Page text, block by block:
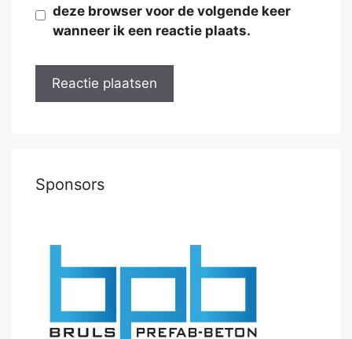
deze browser voor de volgende keer
wanneer ik een reactie plaats.
Sponsors